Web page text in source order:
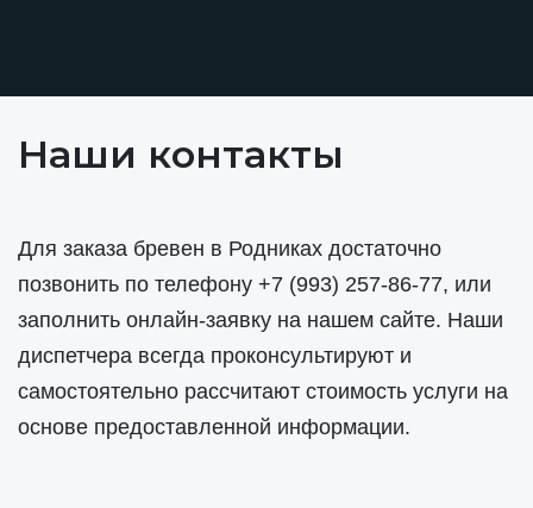
Наши контакты
Для заказа бревен в Родниках достаточно
позвонить по телефону +7 (993) 257-86-77, или
заполнить онлайн-заявку на нашем сайте. Наши
диспетчера всегда проконсультируют и
самостоятельно рассчитают стоимость услуги на
основе предоставленной информации.